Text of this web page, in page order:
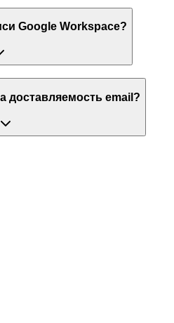
Google Workspace?
доставляемость email?